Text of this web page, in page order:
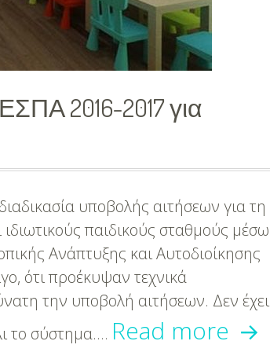
–
2017
ΕΕΤΑΑ
ΕΣΠΑ 2016-2017 για
υποβολής αιτήσεων για τη
παιδικούς σταθμούς μέσω
Ανάπτυξης και Αυτοδιοίκησης
ότι προέκυψαν τεχνικά
την υποβολή αιτήσεων. Δεν έχει
το σύστημα.… Read more Τι
Αίγινα